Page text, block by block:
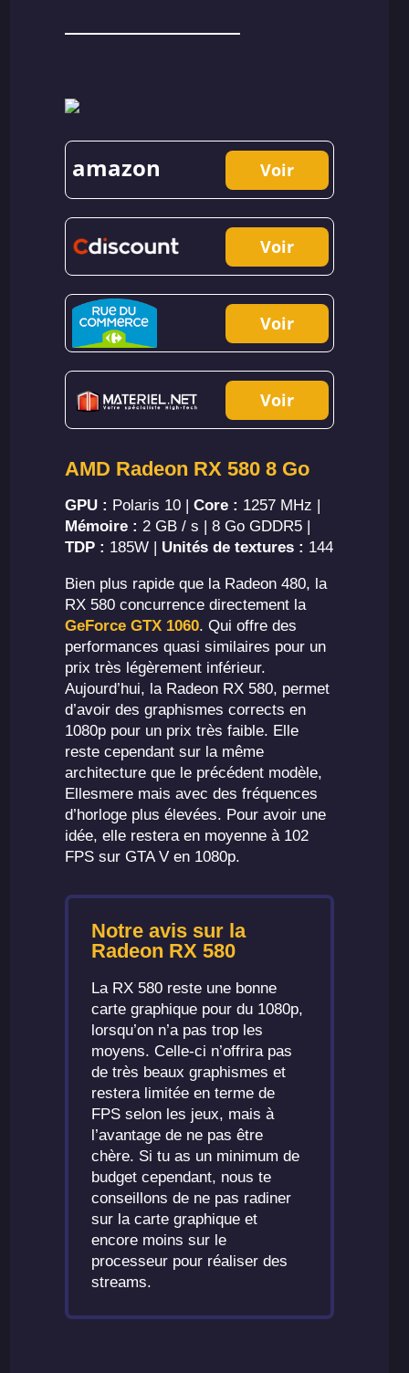
amazon Voir
Voir
Voir
Voir
AMD Radeon RX 580 8 Go
GPU : Polaris 10 |Core : 1257 MHz |
Mémoire : 2 GB / s | 8 Go GDDR5 |
TDP : 185W | Unités de textures : 144
Bien plus rapide que la Radeon 480, la
RX 580 concurrence directement la
GeForce GTX 1060. Qui offre des
performances quasi similaires pour un
prix très légèrement inférieur.
Aujourd’hui, la Radeon RX 580, permet
d’avoir des graphismes corrects en
1080p pour un prix très faible. Elle
reste cependant sur la même
architecture que le précédent modèle,
Ellesmere mais avec des fréquences
d’horloge plus élevées. Pour avoir une
idée, elle restera en moyenne à 102
FPS sur GTA V en 1080p.
Notre avis sur la
Radeon RX 580
La RX 580 reste une bonne
carte graphique pour du 1080p,
lorsqu’on n’a pas trop les
moyens. Celle-ci n’offrira pas
de très beaux graphismes et
restera limitée en terme de
FPS selon les jeux, mais à
l’avantage de ne pas être
chère. Si tu as un minimum de
budget cependant, nous te
conseillons de ne pas radiner
sur la carte graphique et
encore moins sur le
processeur pour réaliser des
streams.